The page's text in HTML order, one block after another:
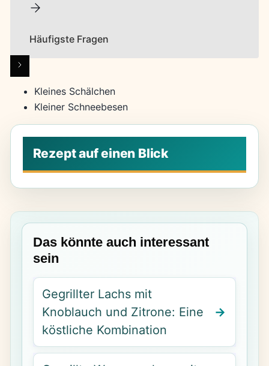
Häufigste Fragen
Kleines Schälchen
Kleiner Schneebesen
Das könnte auch interessant
sein
Gegrillter Lachs mit
Knoblauch und Zitrone: Eine
köstliche Kombination